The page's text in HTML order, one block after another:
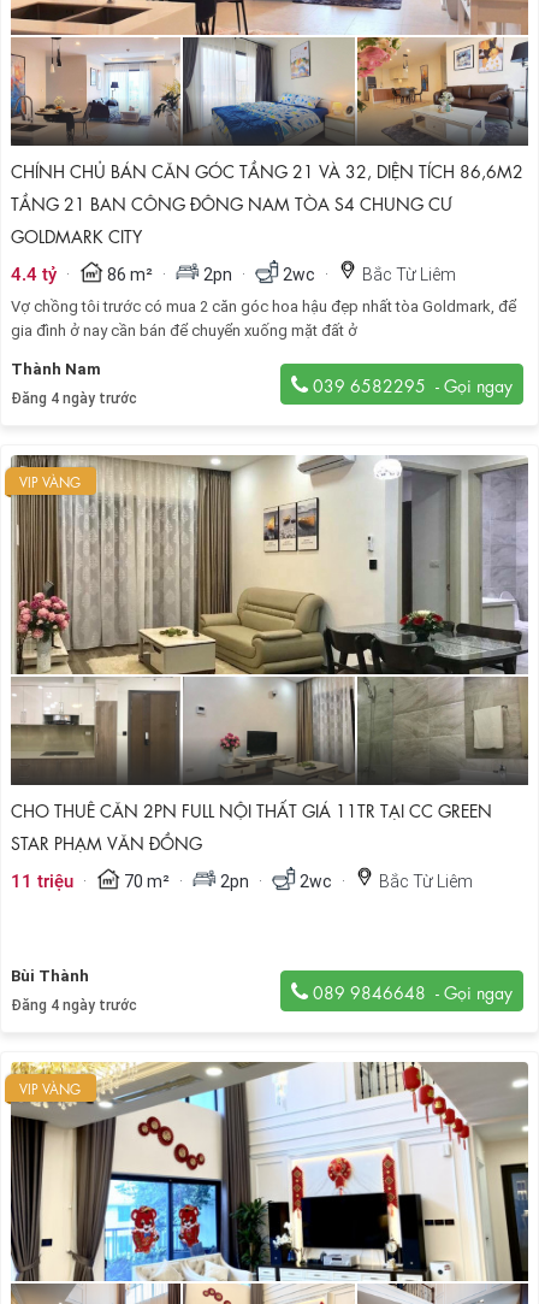
CHÍNH CHỦ BÁN CĂN GÓC TẦNG 21 VÀ 32, DIỆN TÍCH 86,6M2
TẦNG 21 BAN CÔNG ĐÔNG NAM TÒA S4 CHUNG CƯ
GOLDMARK CITY
4.4 tỷ · 86 m² · 2pn · 2wc · Bắc Từ Liêm
Vợ chồng tôi trước có mua 2 căn góc hoa hậu đẹp nhất tòa Goldmark, để
gia đình ở nay cần bán để chuyển xuống mặt đất ở
Thành Nam
Đăng 4 ngày trước
039 6582295
VIP VÀNG
CHO THUÊ CĂN 2PN FULL NỘI THẤT GIÁ 11TR TẠI CC GREEN
STAR PHẠM VĂN ĐỒNG
11 triệu · 70 m² · 2pn · 2wc · Bắc Từ Liêm
Bùi Thành
Đăng 4 ngày trước
089 9846648
VIP VÀNG